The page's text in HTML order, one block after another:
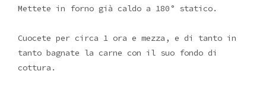
Mettete in forno già caldo a 180° statico.
Cuocete per circa 1 ora e mezza, e di tanto in
tanto bagnate la carne con il suo fondo di
cottura.